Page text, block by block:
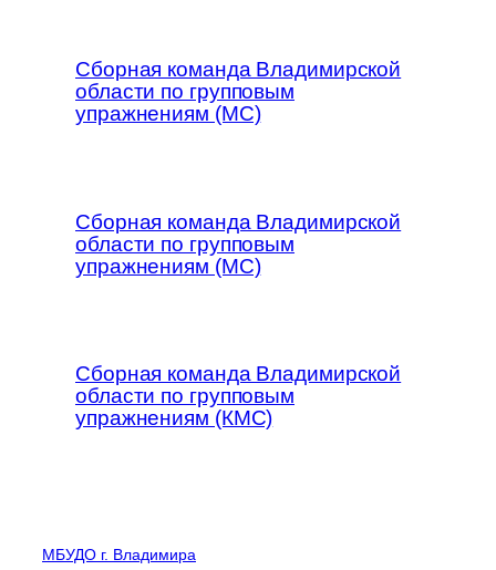
Сборная команда Владимирской
области по групповым
упражнениям (МС)
Сборная команда Владимирской
области по групповым
упражнениям (МС)
Сборная команда Владимирской
области по групповым
упражнениям (КМС)
МБУДО г. Владимира